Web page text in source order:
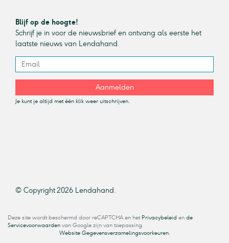
Blijf op de hoogte!
Schrijf je in voor de nieuwsbrief en ontvang als eerste het
laatste nieuws van Lendahand.
Aanmelden
Je kunt je altijd met één klik weer uitschrijven.
© Copyright 2026 Lendahand.
Deze site wordt beschermd door reCAPTCHA en het Privacybeleid en de
Servicevoorwaarden van Google zijn van toepassing.
Website Gegevensverzamelingsvoorkeuren.